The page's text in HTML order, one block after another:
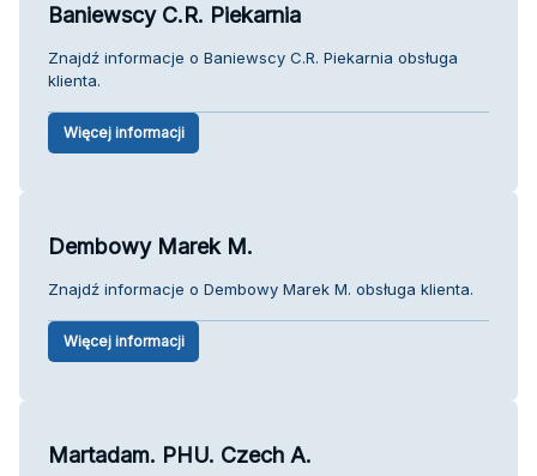
Baniewscy C.R. Piekarnia
Znajdź informacje o Baniewscy C.R. Piekarnia obsługa
klienta.
Więcej informacji
Dembowy Marek M.
Znajdź informacje o Dembowy Marek M. obsługa klienta.
Więcej informacji
Martadam. PHU. Czech A.